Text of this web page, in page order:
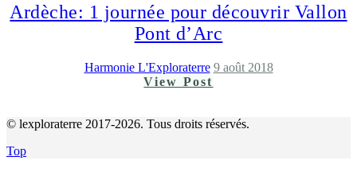
Ardèche: 1 journée pour découvrir Vallon
Pont d’Arc
Harmonie L'Exploraterre 9 août 2018
View Post
© lexploraterre 2017-2026. Tous droits réservés.
Top